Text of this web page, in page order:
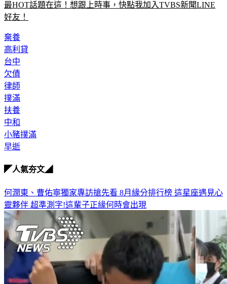
最HOT話題在這！想跟上時事，快點我加入TVBS新聞LINE
好友！
棄養
高利貸
台中
欠債
律師
撲滿
扶養
中和
小豬撲滿
早逝
◤人氣夯文◢
何潤東、曹佑寧獨家專訪搶先看 8月緣分排行榜 這星座遇見心
靈夥伴 超準測字!這輩子正緣何時會出現